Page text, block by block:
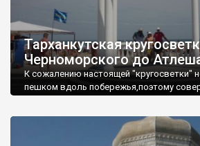
Тарханкутская
Черноморского до
К сожалению настоящей "кругосветки"
пешком вдоль побережья,поэтому